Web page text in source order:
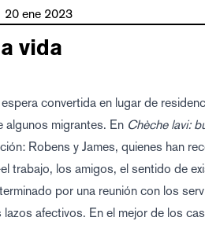
20 ene 2023
vida
convertida en lugar de
algunos migrantes. En Chèche lavi:
Robens y James, quienes han
trabajo, los amigos, el sentido de
por una reunión con los
lazos afectivos. En el mejor de los